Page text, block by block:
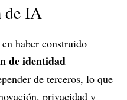
de IA
haber construido
de identidad
de terceros, lo que
privacidad y